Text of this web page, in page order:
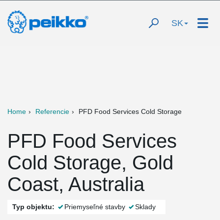
SK
Home Referencie PFD Food Services Cold Storage
PFD Food Services
Cold Storage, Gold
Coast, Australia
Typ objektu: Priemyseľné stavby Sklady